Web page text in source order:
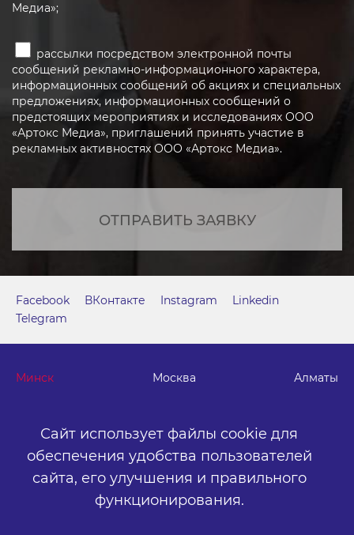
Медиа»;
рассылки посредством электронной почты
сообщений рекламно-информационного характера,
информационных сообщений об акциях и специальных
предложениях, информационных сообщений о
предстоящих мероприятиях и исследованиях ООО
«Артокс Медиа», приглашений принять участие в
рекламных активностях ООО «Артокс Медиа».
ОТПРАВИТЬ ЗАЯВКУ
Сайт использует файлы cookie для
обеспечения удобства пользователей
сайта, его улучшения и правильного
функционирования.
Минск Москва Алматы
г. Минск, м. "Парк Челюскинцев", бизнес-центр "Time"
ул. Толбухина, 2, эт. 5. ООО «Артокс Медиа», УНП
191445164
+375 (17) 388-72-73
info@artox-media.by
Facebook ВКонтакте Instagram
Linkedin
Telegram